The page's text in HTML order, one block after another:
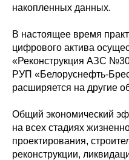
накопленных данных.
В настоящее время
цифрового актива
«Реконструкция АЗС №30
РУП «Белоруснефть-
расширяется на другие
Общий экономический
на всех стадиях
проектирования,
реконструкции,